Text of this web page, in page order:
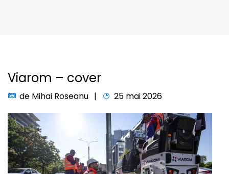
Viarom – cover
de Mihai Roseanu 25 mai 2026